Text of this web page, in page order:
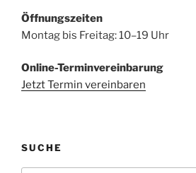
Öffnungszeiten
Montag bis Freitag: 10–19 Uhr
Online-Terminvereinbarung
Jetzt Termin vereinbaren
SUCHE